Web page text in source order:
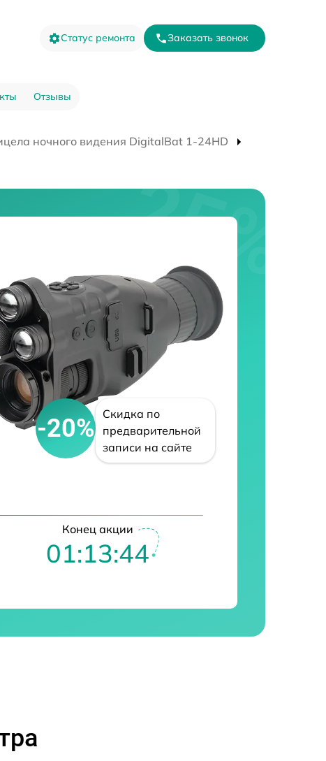
Статус ремонта Заказать звонок
Отзывы
ночного видения DigitalBat 1-24HD
-20%
Скидка по
предварительной
записи на сайте
Конец акции
01:13:43